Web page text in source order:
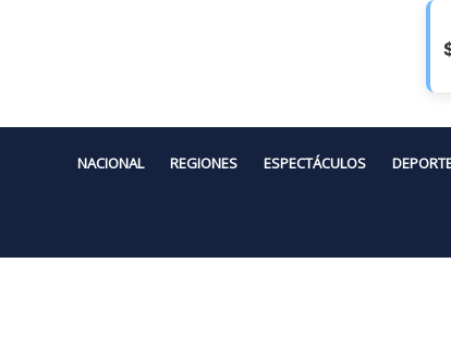
NACIONAL REGIONES ESPECTÁCULOS